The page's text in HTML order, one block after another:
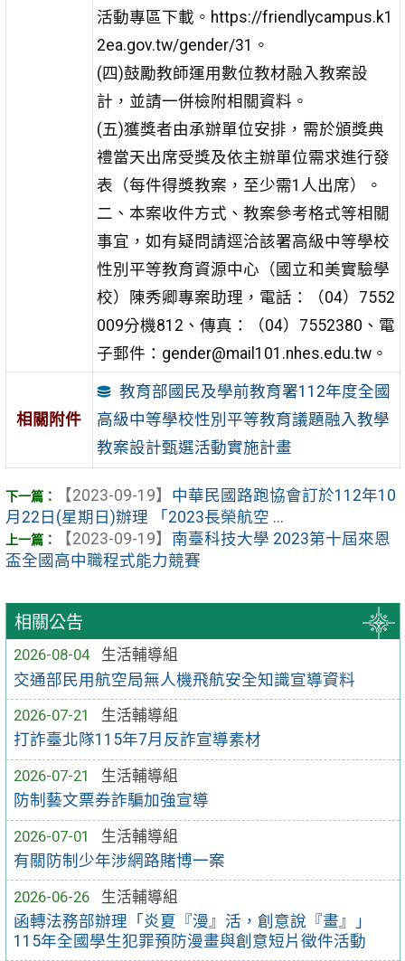
相關公告
2026-08-04
生活輔導組
交通部民用航空局無人機飛航安全知識宣導資料
2026-07-21
生活輔導組
打詐臺北隊115年7月反詐宣導素材
2026-07-21
生活輔導組
防制藝文票券詐騙加強宣導
2026-07-01
生活輔導組
有關防制少年涉網路賭博一案
2026-06-26
生活輔導組
函轉法務部辦理「炎夏『漫』活，創意說『畫』」
115年全國學生犯罪預防漫畫與創意短片徵件活動
活動專區下載。https://friendlycampus.k1
2ea.gov.tw/gender/31。
(四)鼓勵教師運用數位教材融入教案設
計，並請一併檢附相關資料。
(五)獲獎者由承辦單位安排，需於頒獎典
禮當天出席受獎及依主辦單位需求進行發
表（每件得獎教案，至少需1人出席）。
二、本案收件方式、教案參考格式等相關
事宜，如有疑問請逕洽該署高級中等學校
性別平等教育資源中心（國立和美實驗學
校）陳秀卿專案助理，電話：（04）7552
009分機812、傳真：（04）7552380、電
子郵件：gender@mail101.nhes.edu.tw。
相關附件
教育部國民及學前教育署112年度全國
高級中等學校性別平等教育議題融入教學
教案設計甄選活動實施計畫
【2023-09-19】 中華民國路跑協會訂於112年10
月22日(星期日)辦理 「2023長榮航空 ...
【2023-09-19】 南臺科技大學 2023第十屆來恩
盃全國高中職程式能力競賽